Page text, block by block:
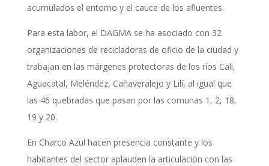
acumulados el entorno y el cauce de los afluentes.
Para esta labor, el DAGMA se ha asociado con 32
organizaciones de recicladoras de oficio de la ciudad y
trabajan en las márgenes protectoras de los ríos Cali,
Aguacatal, Meléndez, Cañaveralejo y Lilí, al igual que
las 46 quebradas que pasan por las comunas 1, 2, 18,
19 y 20.
En Charco Azul hacen presencia constante y los
habitantes del sector aplauden la articulación con las